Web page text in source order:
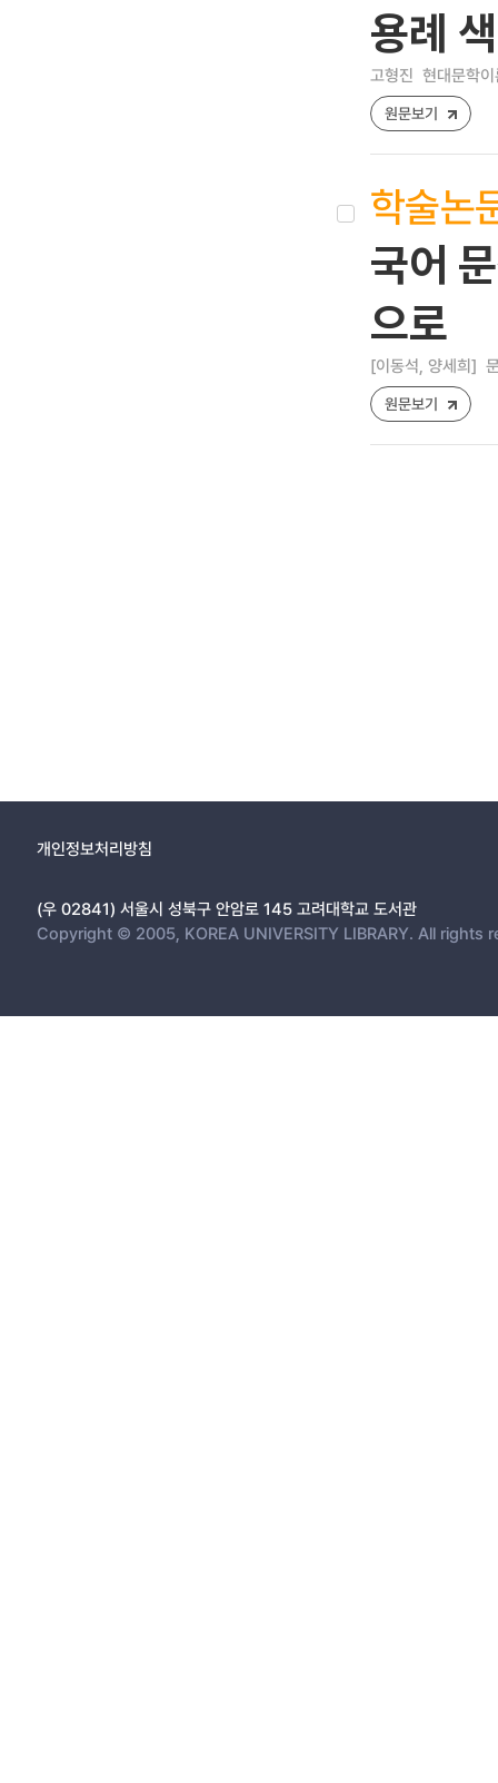
용례
고형진 현대문학
원문보기
학술논
국어
으로
[이동석, 양세희]
원문보기
개인정보처리방침
(우 02841) 서울시 성북구 안암로 145 고려대학교 도서관
Copyright © 2005, KOREA UNIVERSITY LIBRARY. All rights